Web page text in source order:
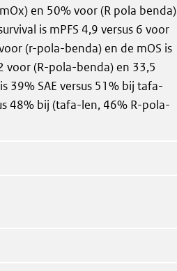
en 50% voor (R pola benda)
is mPFS 4,9 versus 6 voor
(r-pola-benda) en de mOS is
voor (R-pola-benda) en 33,5
39% SAE versus 51% bij tafa-
48% bij (tafa-len, 46% R-pola-